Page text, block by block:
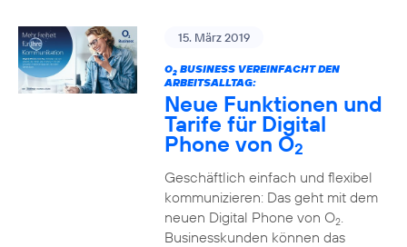
15. März 2019
O2BUSINESS VEREINFACHT DEN
ARBEITSALLTAG:
Neue Funktionen und
Tarife für Digital
Phone von O2
Geschäftlich einfach und flexibel
kommunizieren: Das geht mit dem
neuen Digital Phone von O2.
Businesskunden können das